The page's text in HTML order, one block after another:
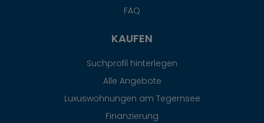
FAQ
KAUFEN
Suchprofil hinterlegen
Alle Angebote
Luxuswohnungen am Tegernsee
Finanzierung